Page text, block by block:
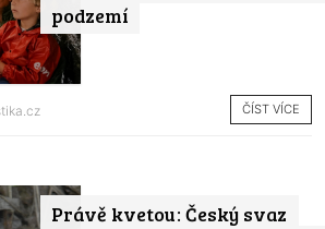
podzemí
ČÍST VÍCE
Právě kvetou: Český svaz